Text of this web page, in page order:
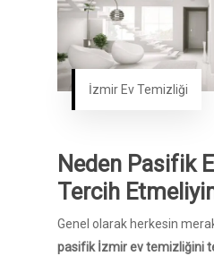
İzmir Ev Temizliği
Neden Pasifik
Tercih
Genel olarak herkesin
pasifik İzmir ev temizliğini